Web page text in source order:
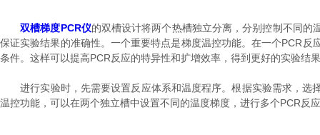
双槽梯度PCR仪的双槽设计将两个热槽独立分离，分别控制不同的
保证实验结果的准确性。一个重要特点是梯度温控功能。在一个PCR
条件。这样可以提高PCR反应的特异性和扩增效率，得到更好的实验结
进行实验时，先需要设置反应体系和温度程序。根据实验需求，选
温控功能，可以在两个独立槽中设置不同的温度梯度，进行多个PCR反